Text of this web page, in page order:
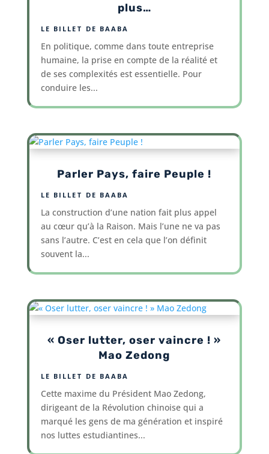
plus…
LE BILLET DE BAABA
En politique, comme dans toute entreprise
humaine, la prise en compte de la réalité et
de ses complexités est essentielle. Pour
conduire les...
Parler Pays, faire Peuple !
LE BILLET DE BAABA
La construction d’une nation fait plus appel
au cœur qu’à la Raison. Mais l’une ne va pas
sans l’autre. C’est en cela que l’on définit
souvent la...
« Oser lutter, oser vaincre ! »
Mao Zedong
LE BILLET DE BAABA
Cette maxime du Président Mao Zedong,
dirigeant de la Révolution chinoise qui a
marqué les gens de ma génération et inspiré
nos luttes estudiantines...